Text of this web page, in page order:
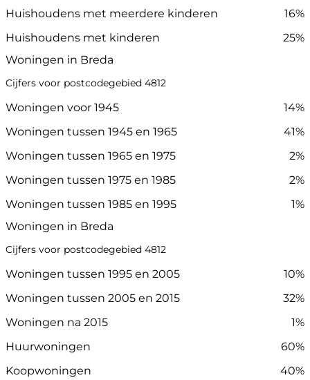
Huishoudens met meerdere kinderen
16%
Huishoudens met kinderen
25%
Woningen in Breda
Cijfers voor postcodegebied 4812
Woningen voor 1945
14%
Woningen tussen 1945 en 1965
41%
Woningen tussen 1965 en 1975
2%
Woningen tussen 1975 en 1985
2%
Woningen tussen 1985 en 1995
1%
Woningen in Breda
Cijfers voor postcodegebied 4812
Woningen tussen 1995 en 2005
10%
Woningen tussen 2005 en 2015
32%
Woningen na 2015
1%
Huurwoningen
60%
Koopwoningen
40%